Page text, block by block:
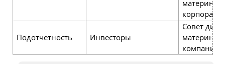
корпораци
Подотчетность Инвесторы
Совет
компании